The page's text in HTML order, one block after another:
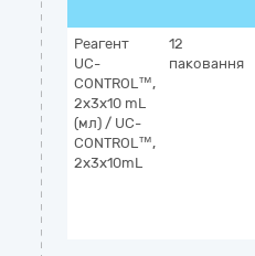
Реагент
UC-
CONTROL™,
2x3x10 mL
(мл) / UC-
CONTROL™,
2x3x10mL
12
паковання